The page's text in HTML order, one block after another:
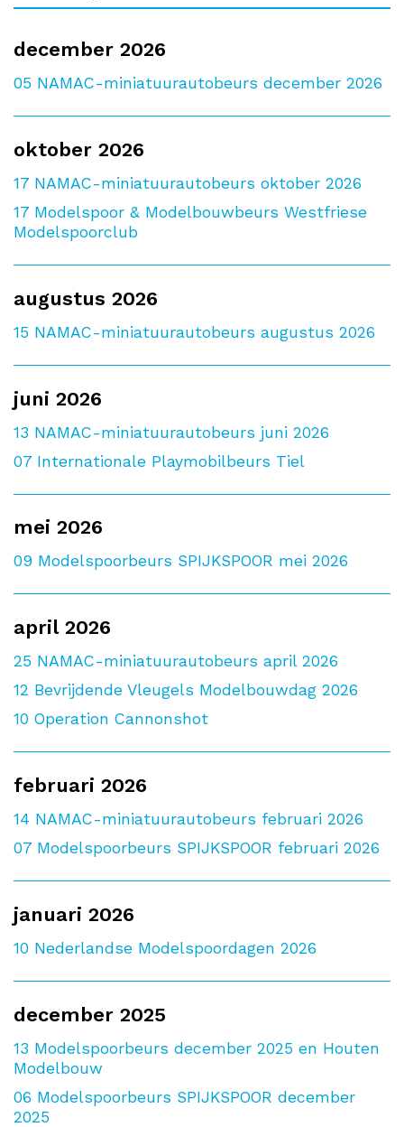
december 2026
05 NAMAC-miniatuurautobeurs december 2026
oktober 2026
17 NAMAC-miniatuurautobeurs oktober 2026
17 Modelspoor & Modelbouwbeurs Westfriese
Modelspoorclub
augustus 2026
15 NAMAC-miniatuurautobeurs augustus 2026
juni 2026
13 NAMAC-miniatuurautobeurs juni 2026
07 Internationale Playmobilbeurs Tiel
mei 2026
09 Modelspoorbeurs SPIJKSPOOR mei 2026
april 2026
25 NAMAC-miniatuurautobeurs april 2026
12 Bevrijdende Vleugels Modelbouwdag 2026
10 Operation Cannonshot
februari 2026
14 NAMAC-miniatuurautobeurs februari 2026
07 Modelspoorbeurs SPIJKSPOOR februari 2026
januari 2026
10 Nederlandse Modelspoordagen 2026
december 2025
13 Modelspoorbeurs december 2025 en Houten
Modelbouw
06 Modelspoorbeurs SPIJKSPOOR december
2025